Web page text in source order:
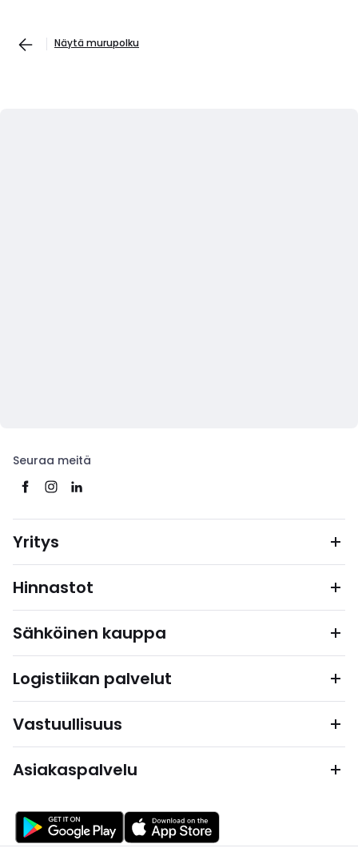
Näytä murupolku
Seuraa meitä
Yritys
Hinnastot
Sähköinen kauppa
Logistiikan palvelut
Vastuullisuus
Asiakaspalvelu